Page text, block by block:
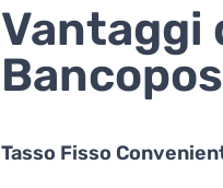
Vantaggi
Tasso Fisso